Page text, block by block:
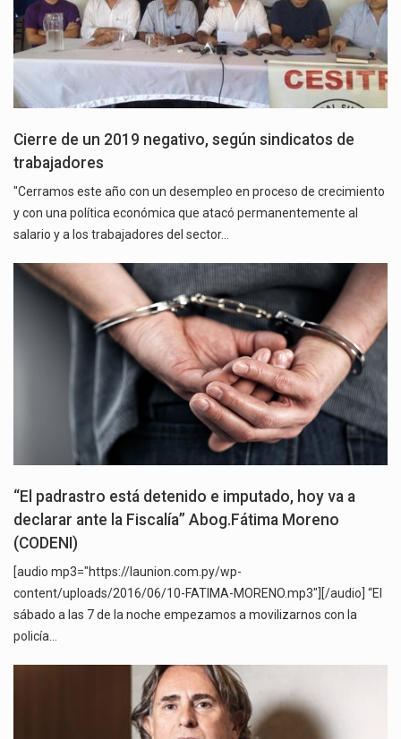
Cierre de un 2019 negativo, según sindicatos de
trabajadores
"Cerramos este año con un desempleo en proceso de crecimiento
y con una política económica que atacó permanentemente al
salario y a los trabajadores del sector…
“El padrastro está detenido e imputado, hoy va a
declarar ante la Fiscalía” Abog.Fátima Moreno
(CODENI)
[audio mp3="https://launion.com.py/wp-
content/uploads/2016/06/10-FATIMA-MORENO.mp3"][/audio] “El
sábado a las 7 de la noche empezamos a movilizarnos con la
policía…